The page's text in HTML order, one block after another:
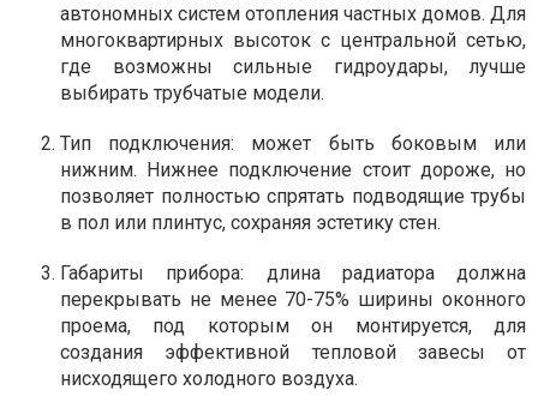
автономных систем отопления частных домов. Для
многоквартирных высоток с центральной сетью,
где возможны сильные гидроудары, лучше
выбирать трубчатые модели.
Тип подключения: может быть боковым или
нижним. Нижнее подключение стоит дороже, но
позволяет полностью спрятать подводящие трубы
в пол или плинтус, сохраняя эстетику стен.
Габариты прибора: длина радиатора должна
перекрывать не менее 70-75% ширины оконного
проема, под которым он монтируется, для
создания эффективной тепловой завесы от
нисходящего холодного воздуха.